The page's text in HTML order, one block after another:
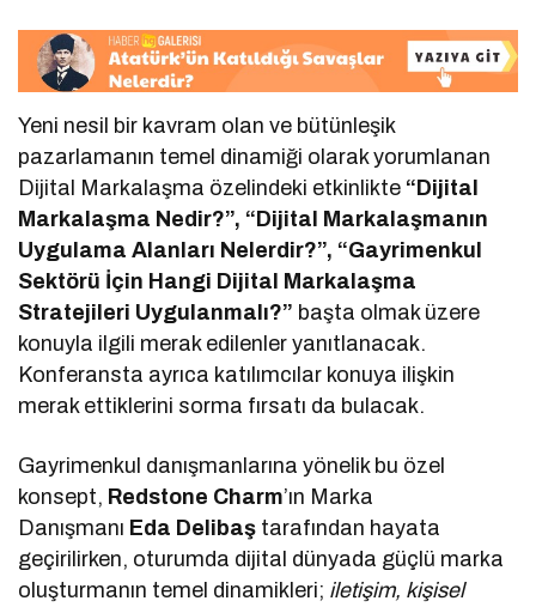
Yeni nesil bir kavram olan ve bütünleşik
pazarlamanın temel dinamiği olarak yorumlanan
Dijital Markalaşma özelindeki etkinlikte “Dijital
Markalaşma Nedir?”, “Dijital Markalaşmanın
Uygulama Alanları Nelerdir?”, “Gayrimenkul
Sektörü İçin Hangi Dijital Markalaşma
Stratejileri Uygulanmalı?” başta olmak üzere
konuyla ilgili merak edilenler yanıtlanacak.
Konferansta ayrıca katılımcılar konuya ilişkin
merak ettiklerini sorma fırsatı da bulacak.
Gayrimenkul danışmanlarına yönelik bu özel
konsept, Redstone Charm’ın Marka
Danışmanı Eda Delibaş tarafından hayata
geçirilirken, oturumda dijital dünyada güçlü marka
oluşturmanın temel dinamikleri; iletişim, kişisel